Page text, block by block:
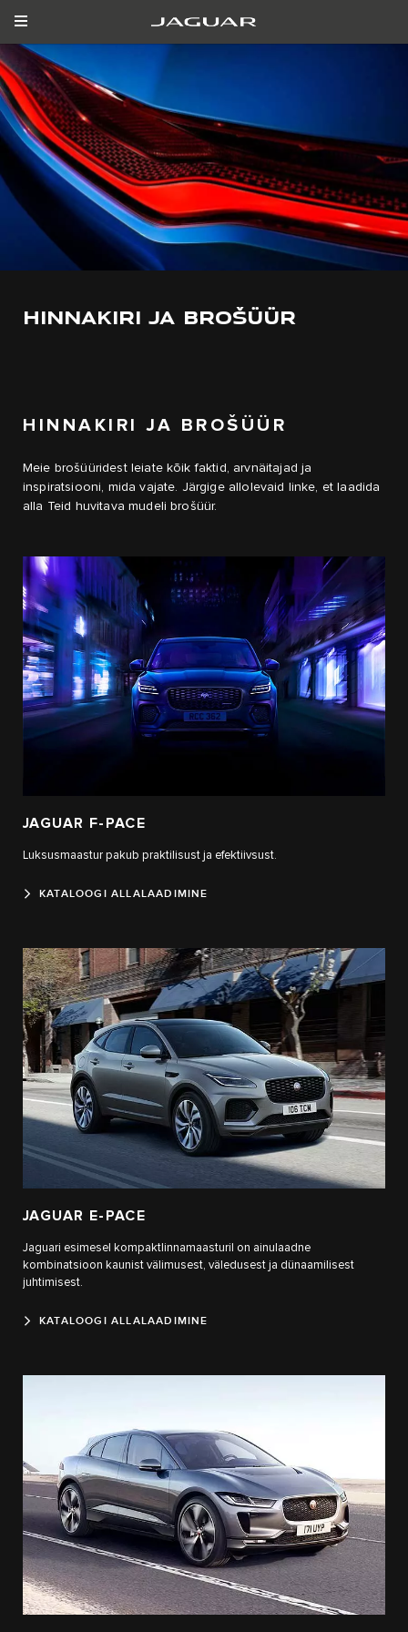
HINNAKIRI JA BROŠÜÜR
HINNAKIRI JA BROŠÜÜR
Meie brošüüridest leiate kõik faktid, arvnäitajad ja
inspiratsiooni, mida vajate. Järgige allolevaid linke, et laadida
alla Teid huvitava mudeli brošüür.
JAGUAR F‑PACE
Luksusmaastur pakub praktilisust ja efektiivsust.
KATALOOGI ALLALAADIMINE
JAGUAR E‑PACE
Jaguari esimesel kompaktlinnamaasturil on ainulaadne
kombinatsioon kaunist välimusest, väledusest ja dünaamilisest
juhtimisest.
KATALOOGI ALLALAADIMINE